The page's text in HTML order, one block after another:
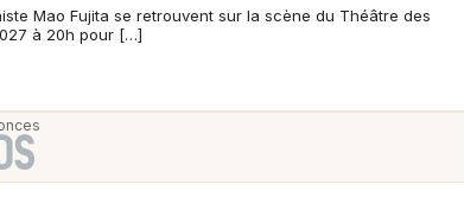
Mao Fujita se retrouvent sur la scène du Théâtre des
à 20h pour […]